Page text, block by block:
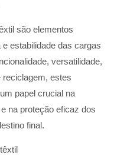
são elementos
estabilidade das cargas
versatilidade,
reciclagem, estes
papel crucial na
na proteção eficaz dos
final.